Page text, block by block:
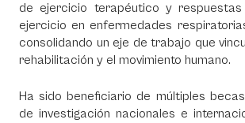
de ejercicio terapéutico y
ejercicio en enfermedades
consolidando un eje de trabajo que
rehabilitación y el movimiento humano.
Ha sido beneficiario de múltiples
de investigación nacionales e